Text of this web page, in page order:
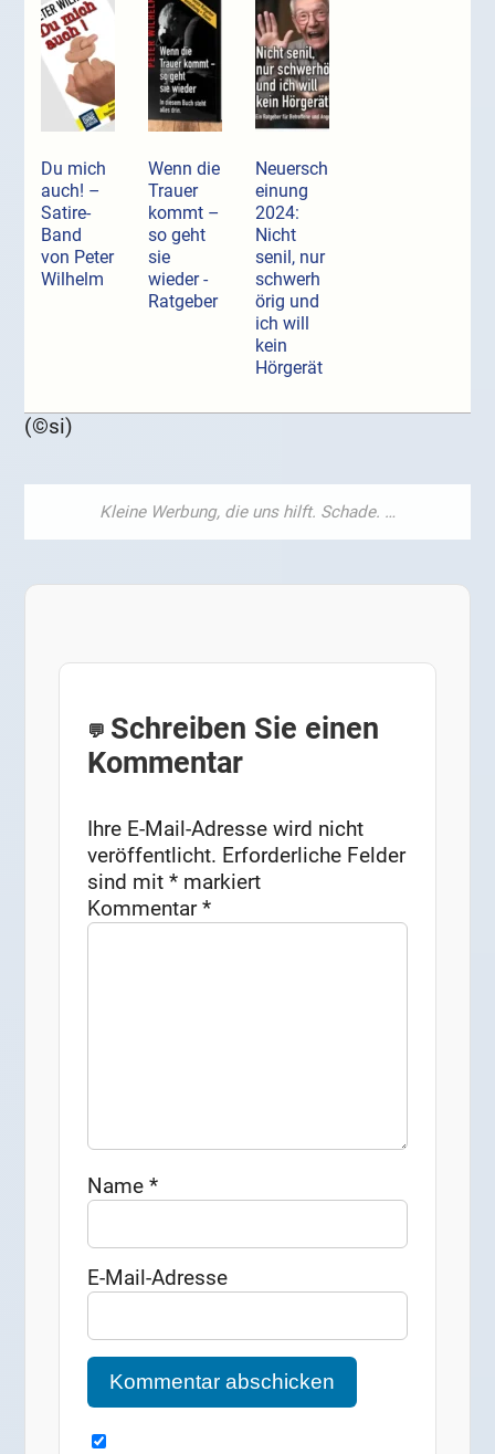
Du mich
auch! –
Satire-
Band
von Peter
Wilhelm
Wenn die
Trauer
kommt –
so geht
sie
wieder -
Ratgeber
Neuersch
einung
2024:
Nicht
senil, nur
schwerh
örig und
ich will
kein
Hörgerät
(©si)
Schreiben Sie einen
Kommentar
Ihre E-Mail-Adresse wird nicht
veröffentlicht. Erforderliche Felder
sind mit* markiert
Kommentar*
Name*
E-Mail-Adresse